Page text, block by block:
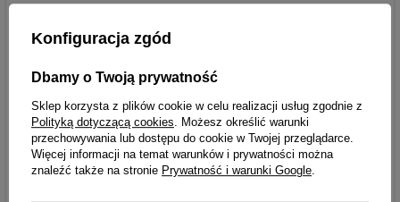
Konfiguracja zgód
Dbamy o Twoją prywatność
Sklep korzysta z plików cookie w celu realizacji usług zgodnie z
Polityką dotyczącą cookies . Możesz określić warunki
przechowywania lub dostępu do cookie w Twojej przeglądarce.
Więcej informacji na temat warunków i prywatności można
znaleźć także na stronie Prywatność i warunki Google